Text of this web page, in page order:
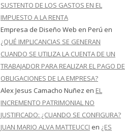
SUSTENTO DE LOS GASTOS EN EL
IMPUESTO A LA RENTA
Empresa de Diseño Web en Perú en
¿QUÉ IMPLICANCIAS SE GENERAN
CUANDO SE UTILIZA LA CUENTA DE UN
TRABAJADOR PARA REALIZAR EL PAGO DE
OBLIGACIONES DE LA EMPRESA?
Alex Jesus Camacho Nuñez en EL
INCREMENTO PATRIMONIAL NO
JUSTIFICADO: ¿CUANDO SE CONFIGURA?
JUAN MARIO ALVA MATTEUCCI en ¿ES